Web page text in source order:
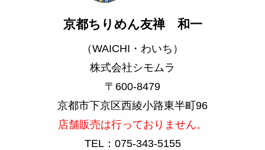
京都ちりめん友禅 和一
（WAICHI・わいち）
株式会社シモムラ
〒600-8479
京都市下京区西綾小路東半町96
店舗販売は行っておりません。
TEL：075-343-5155